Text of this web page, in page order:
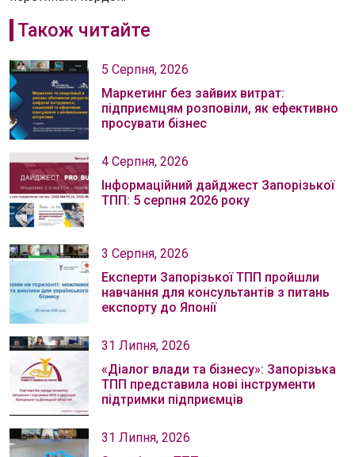
Також читайте
5 Серпня, 2026
Маркетинг без зайвих витрат:
підприємцям розповіли, як ефективно
просувати бізнес
4 Серпня, 2026
Інформаційний дайджест Запорізької
ТПП: 5 серпня 2026 року
3 Серпня, 2026
Експерти Запорізької ТПП пройшли
навчання для консультантів з питань
експорту до Японії
31 Липня, 2026
«Діалог влади та бізнесу»: Запорізька
ТПП представила нові інструменти
підтримки підприємців
31 Липня, 2026